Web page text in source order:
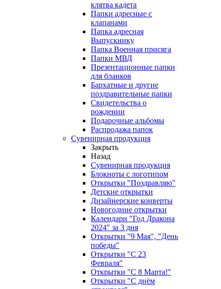
клятва кадета
Папки адресные с
клапанами
Папка адресная
Выпускнику
Папка Военная присяга
Папки МВД
Презентационные папки
для бланков
Бархатные и другие
поздравительные папки
Свидетельства о
рождении
Подарочные альбомы
Распродажа папок
Сувенирная продукция
Закрыть
Назад
Сувенирная продукция
Блокноты с логотипом
Открытки "Поздравляю"
Детские открытки
Дизайнерские конверты
Новогодние открытки
Календари "Год Дракона
2024" за 3 дня
Открытки "9 Мая", "День
победы"
Открытки "С 23
Февраля"
Открытки "С 8 Марта!"
Открытки "С днём